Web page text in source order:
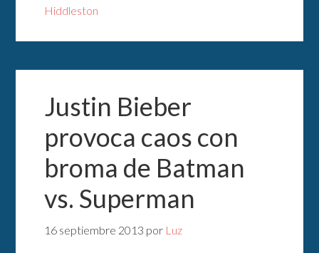
Hiddleston
Justin Bieber
provoca caos con
broma de Batman
vs. Superman
16 septiembre 2013 por Luz